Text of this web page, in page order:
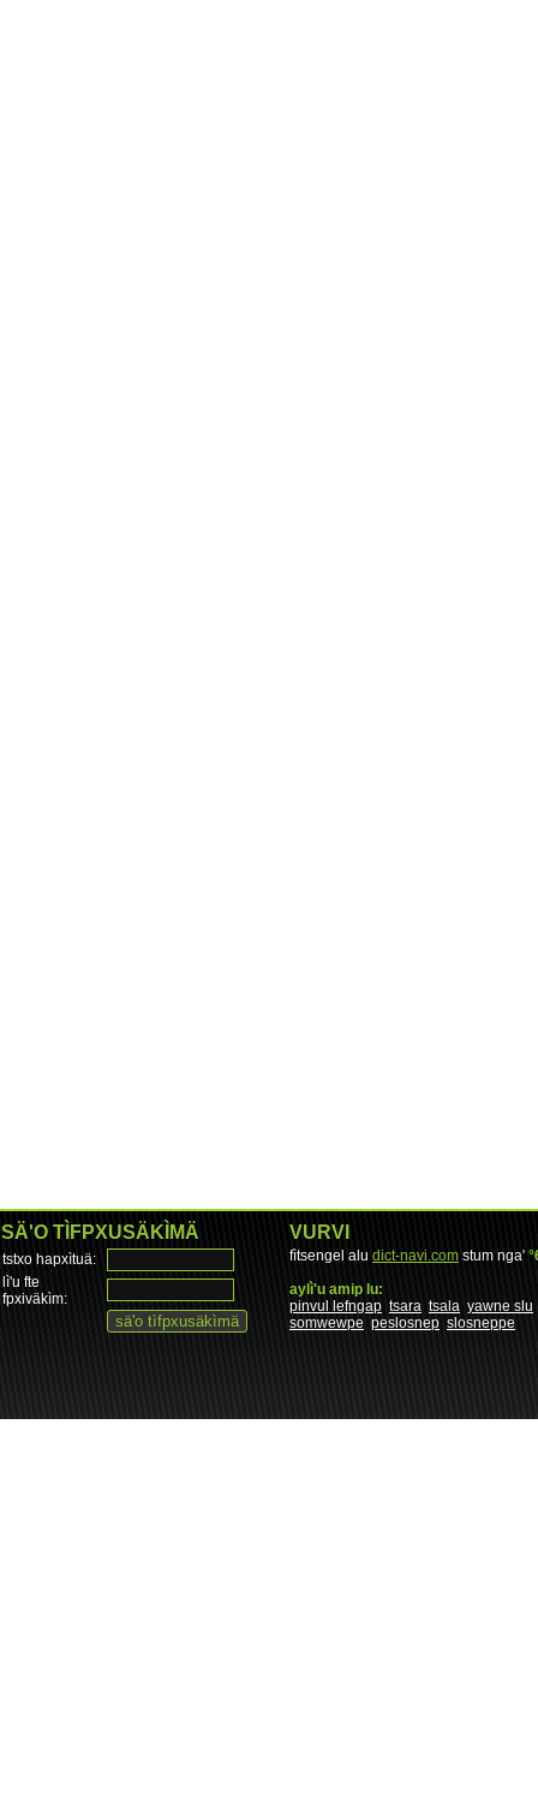
SÄ'O TÌFPXUSÄKÌMÄ
tstxo hapxìtuä:
lì'u fte
fpxiväkìm:
VURVI
fìtsengel alu dict-navi.com stum nga'
aylì'u amip lu:
pinvul lefngap tsara tsala yawne slu
somwewpe peslosnep slosneppe